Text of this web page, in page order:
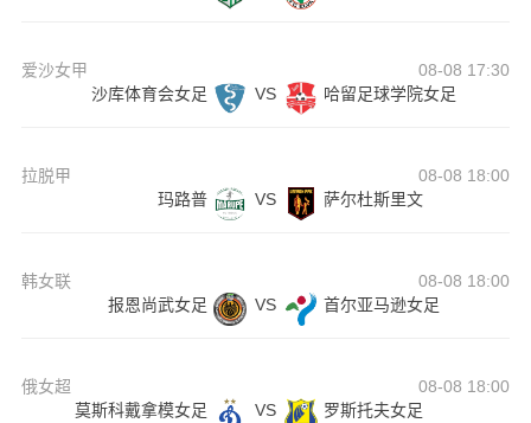
爱沙女甲
08-08 17:30
沙库体育会女足
VS 哈留足球学院女足
拉脱甲
08-08 18:00
玛路普
VS 萨尔杜斯里文
韩女联
08-08 18:00
报恩尚武女足
VS 首尔亚马逊女足
俄女超
08-08 18:00
莫斯科戴拿模女足
VS 罗斯托夫女足